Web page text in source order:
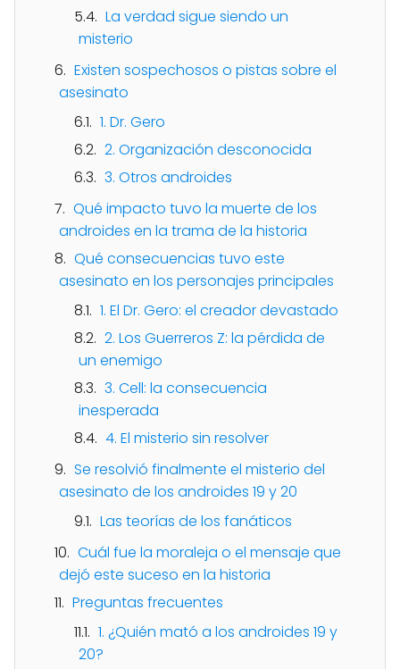
La verdad sigue siendo un
misterio
Existen sospechosos o pistas sobre el
asesinato
1. Dr. Gero
2. Organización desconocida
3. Otros androides
Qué impacto tuvo la muerte de los
androides en la trama de la historia
Qué consecuencias tuvo este
asesinato en los personajes principales
1. El Dr. Gero: el creador devastado
2. Los Guerreros Z: la pérdida de
un enemigo
3. Cell: la consecuencia
inesperada
4. El misterio sin resolver
Se resolvió finalmente el misterio del
asesinato de los androides 19 y 20
Las teorías de los fanáticos
Cuál fue la moraleja o el mensaje que
dejó este suceso en la historia
Preguntas frecuentes
1. ¿Quién mató a los androides 19 y
20?